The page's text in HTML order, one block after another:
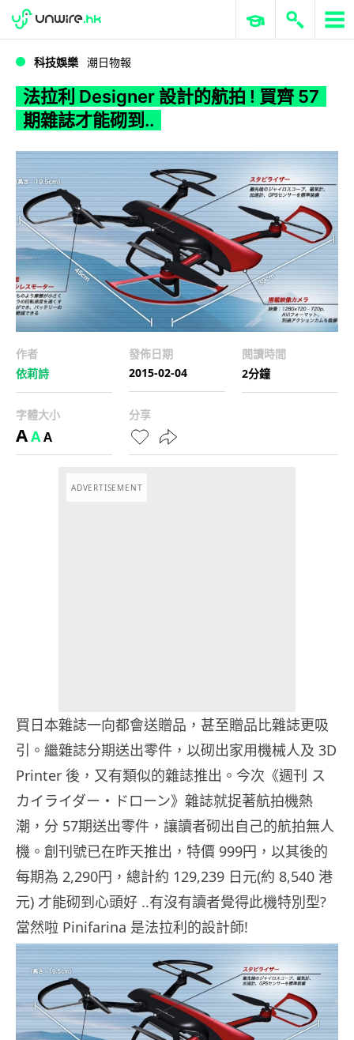
WWDC 2026 ERP 與商業 AI
科技娛樂 潮日物報
法拉利 Designer 設計的航拍 ! 買齊 57
期雜誌才能砌到..
作者
依莉詩
發佈日期
2015-02-04
閱讀時間
2分鐘
字體大小
AAA
分享
ADVERTISEMENT
買日本雜誌一向都會送贈品，甚至贈品比雜誌更吸
引。繼雜誌分期送出零件，以砌出家用機械人及 3D
Printer 後，又有類似的雜誌推出。今次《週刊 ス
カイライダー・ドローン》雜誌就捉著航拍機熱
潮，分 57期送出零件，讓讀者砌出自己的航拍無人
機。創刊號已在昨天推出，特價 999円，以其後的
每期為 2,290円，總計約 129,239 日元(約 8,540 港
元) 才能砌到心頭好 ..有沒有讀者覺得此機特別型?
當然啦 Pinifarina 是法拉利的設計師!